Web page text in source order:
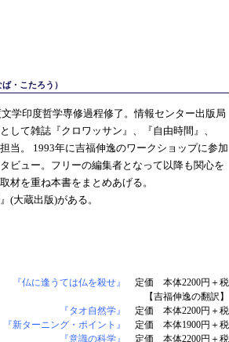
ば・こたろう）
学印度哲学専修過程修了。情報センター出版局
して雑誌『クロワッサン』、『自由時間』、
当。 1993年に吉福伸逸のワークショップに参加
ビュー。フリーの編集者となって以降も関心を
材を重ね本書をまとめあげる。
(大蔵出版)がある。
『仏に逢うては仏を殺せ』
定価 本体2200円＋税
【吉福伸逸の翻訳】
『タオ自然学』
定価 本体2200円＋税
『新ターニング・ポイント』
定価 本体1900円＋税
『意識の科学』
定価 本体2200円＋税